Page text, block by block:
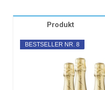
Produkt
BESTSELLER NR. 8